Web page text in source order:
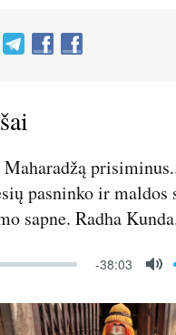
Maharadžą
pasninko ir
sapne. Radha
-38:03
u
t